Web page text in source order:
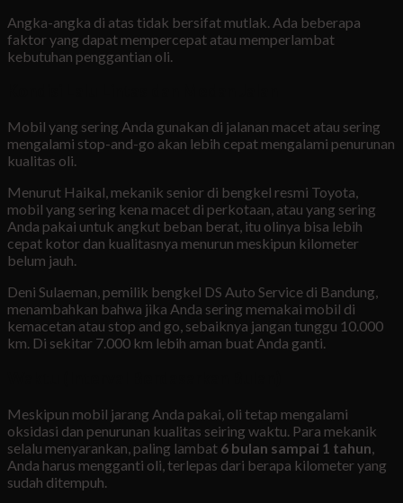
Angka-angka di atas tidak bersifat mutlak. Ada beberapa
faktor yang dapat mempercepat atau memperlambat
kebutuhan penggantian oli.
Mobil yang sering Anda gunakan di jalanan macet atau sering
mengalami stop-and-go akan lebih cepat mengalami penurunan
kualitas oli.
Menurut Haikal, mekanik senior di bengkel resmi Toyota,
mobil yang sering kena macet di perkotaan, atau yang sering
Anda pakai untuk angkut beban berat, itu olinya bisa lebih
cepat kotor dan kualitasnya menurun meskipun kilometer
belum jauh.
Deni Sulaeman, pemilik bengkel DS Auto Service di Bandung,
menambahkan bahwa jika Anda sering memakai mobil di
kemacetan atau stop and go, sebaiknya jangan tunggu 10.000
km. Di sekitar 7.000 km lebih aman buat Anda ganti.
Meskipun mobil jarang Anda pakai, oli tetap mengalami
oksidasi dan penurunan kualitas seiring waktu. Para mekanik
selalu menyarankan, paling lambat 6 bulan sampai 1 tahun
Anda harus mengganti oli, terlepas dari berapa kilometer yang
sudah ditempuh.